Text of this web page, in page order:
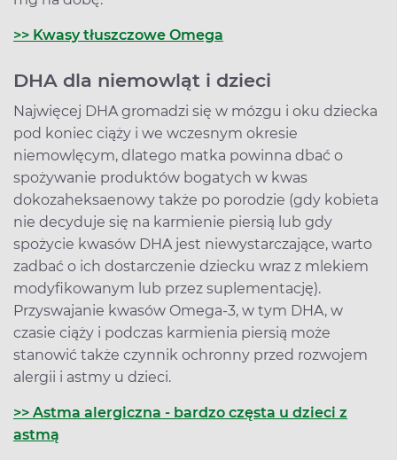
>> Kwasy tłuszczowe Omega
DHA dla niemowląt i dzieci
Najwięcej DHA gromadzi się w mózgu i oku dziecka
pod koniec ciąży i we wczesnym okresie
niemowlęcym, dlatego matka powinna dbać o
spożywanie produktów bogatych w kwas
dokozaheksaenowy także po porodzie (gdy kobieta
nie decyduje się na karmienie piersią lub gdy
spożycie kwasów DHA jest niewystarczające, warto
zadbać o ich dostarczenie dziecku wraz z mlekiem
modyfikowanym lub przez suplementację).
Przyswajanie kwasów Omega-3, w tym DHA, w
czasie ciąży i podczas karmienia piersią może
stanowić także czynnik ochronny przed rozwojem
alergii i astmy u dzieci.
>> Astma alergiczna - bardzo częsta u dzieci z
astmą